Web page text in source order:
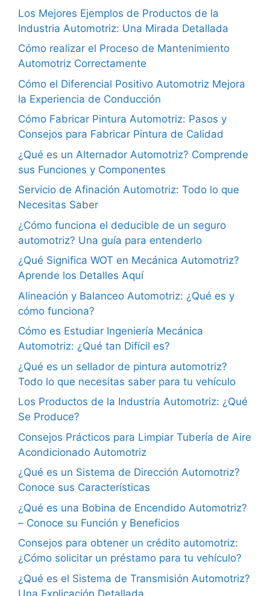
Los Mejores Ejemplos de Productos de la
Industria Automotriz: Una Mirada Detallada
Cómo realizar el Proceso de Mantenimiento
Automotriz Correctamente
Cómo el Diferencial Positivo Automotriz Mejora
la Experiencia de Conducción
Cómo Fabricar Pintura Automotriz: Pasos y
Consejos para Fabricar Pintura de Calidad
¿Qué es un Alternador Automotriz? Comprende
sus Funciones y Componentes
Servicio de Afinación Automotriz: Todo lo que
Necesitas Saber
¿Cómo funciona el deducible de un seguro
automotriz? Una guía para entenderlo
¿Qué Significa WOT en Mecánica Automotriz?
Aprende los Detalles Aquí
Alineación y Balanceo Automotriz: ¿Qué es y
cómo funciona?
Cómo es Estudiar Ingeniería Mecánica
Automotriz: ¿Qué tan Difícil es?
¿Qué es un sellador de pintura automotriz?
Todo lo que necesitas saber para tu vehículo
Los Productos de la Industria Automotriz: ¿Qué
Se Produce?
Consejos Prácticos para Limpiar Tubería de Aire
Acondicionado Automotriz
¿Qué es un Sistema de Dirección Automotriz?
Conoce sus Características
¿Qué es una Bobina de Encendido Automotriz?
– Conoce su Función y Beneficios
Consejos para obtener un crédito automotriz:
¿Cómo solicitar un préstamo para tu vehículo?
¿Qué es el Sistema de Transmisión Automotriz?
Una Explicación Detallada